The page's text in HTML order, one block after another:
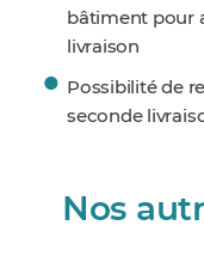
bâtiment pour
livraison
Possibilité de
seconde
Nos